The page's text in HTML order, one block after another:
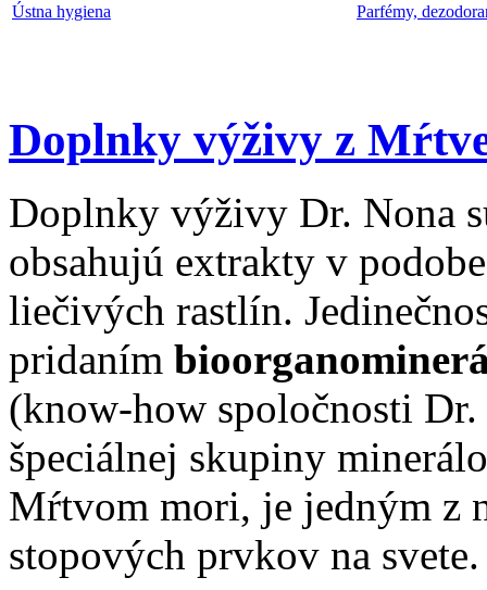
Ústna hygiena Parfémy,
Doplnky výživy z
Doplnky výživy Dr. Nona
obsahujú extrakty v
liečivých rastlín.
pridaním
(know-how spoločnosti
špeciálnej skupiny
Mŕtvom mori, je jedným z
stopových prvkov na svete.